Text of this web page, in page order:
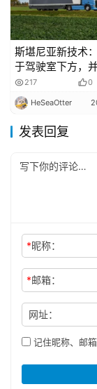
斯堪尼亚新技术
于驾驶室下方，
级充电
217 0
HeSeaOtter
发表回复
*昵称：
*邮箱：
网址：
记住昵称、邮